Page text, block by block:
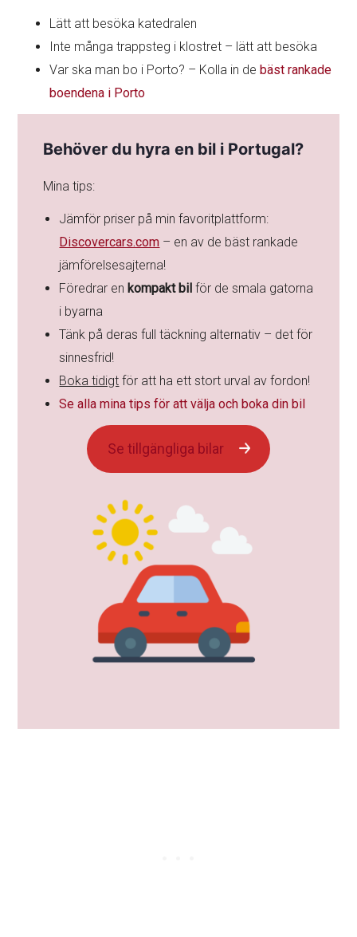
Lätt att besöka katedralen
Inte många trappsteg i klostret – lätt att besöka
Var ska man bo i Porto? – Kolla in de bäst rankade
boendena i Porto
Behöver du hyra en bil i Portugal?
Mina tips:
Jämför priser på min favoritplattform:
Discovercars.com – en av de bäst rankade
jämförelsesajterna!
Föredrar en kompakt bil för de smala gatorna
i byarna
Tänk på deras full täckning alternativ – det för
sinnesfrid!
Boka tidigt för att ha ett stort urval av fordon!
Se alla mina tips för att välja och boka din bil
Se tillgängliga bilar